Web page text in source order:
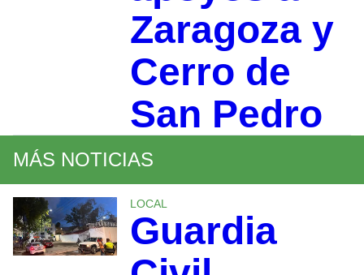
Zaragoza y
Cerro de
San Pedro
MÁS NOTICIAS
LOCAL
Guardia